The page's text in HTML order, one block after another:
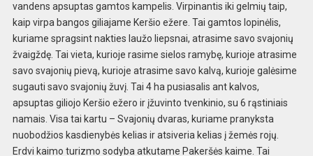
vandens apsuptas gamtos kampelis. Virpinantis iki gelmių taip,
kaip virpa bangos giliajame Keršio ežere. Tai gamtos lopinėlis,
kuriame spragsint nakties laužo liepsnai, atrasime savo svajonių
žvaigždę. Tai vieta, kurioje rasime sielos ramybę, kurioje atrasime
savo svajonių pievą, kurioje atrasime savo kalvą, kurioje galėsime
sugauti savo svajonių žuvį. Tai 4 ha pusiasalis ant kalvos,
apsuptas giliojo Keršio ežero ir įžuvinto tvenkinio, su 6 rąstiniais
namais. Visa tai kartu – Svajonių dvaras, kuriame pranyksta
nuobodžios kasdienybės kelias ir atsiveria kelias į žemės rojų.
Erdvi kaimo turizmo sodyba atkutame Pakeršės kaime. Tai